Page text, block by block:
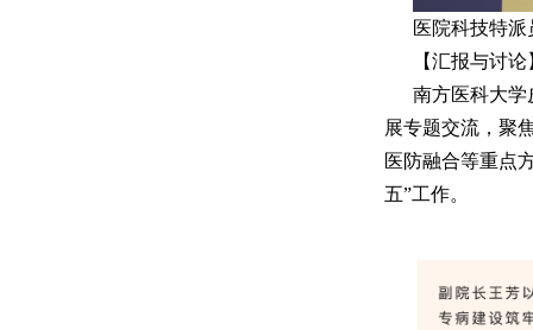
医院科技特
【汇报与讨论
南方医科大学
展专题交流，聚
医防融合等重点
五”工作。